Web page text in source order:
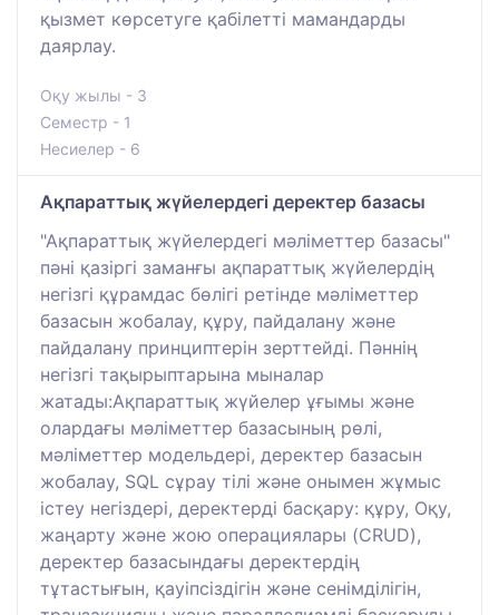
қызмет көрсетуге қабілетті мамандарды
даярлау.
Оқу жылы - 3
Семестр - 1
Несиелер - 6
Ақпараттық жүйелердегі деректер базасы
"Ақпараттық жүйелердегі мәліметтер базасы"
пәні қазіргі заманғы ақпараттық жүйелердің
негізгі құрамдас бөлігі ретінде мәліметтер
базасын жобалау, құру, пайдалану және
пайдалану принциптерін зерттейді. Пәннің
негізгі тақырыптарына мыналар
жатады:Ақпараттық жүйелер ұғымы және
олардағы мәліметтер базасының рөлі,
мәліметтер модельдері, деректер базасын
жобалау, SQL сұрау тілі және онымен жұмыс
істеу негіздері, деректерді басқару: құру, Оқу,
жаңарту және жою операциялары (CRUD),
деректер базасындағы деректердің
тұтастығын, қауіпсіздігін және сенімділігін,